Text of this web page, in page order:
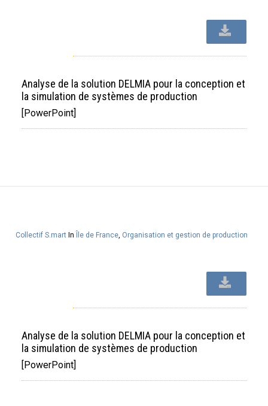
Analyse de la solution DELMIA pour la conception et
la simulation de systèmes de production
[PowerPoint]
Collectif S.mart In Île de France, Organisation et gestion de production
Analyse de la solution DELMIA pour la conception et
la simulation de systèmes de production
[PowerPoint]